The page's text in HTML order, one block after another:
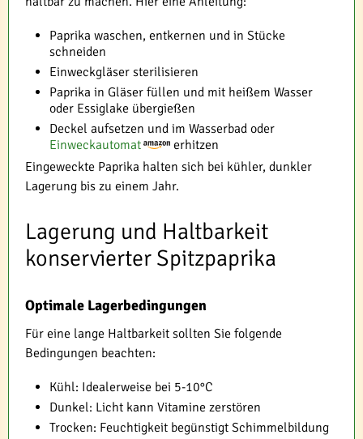
Paprika waschen, entkernen und in Stücke
schneiden
Einweckgläser sterilisieren
Paprika in Gläser füllen und mit heißem Wasser
oder Essiglake übergießen
Deckel aufsetzen und im Wasserbad oder
Einweckautomat
erhitzen
Eingeweckte Paprika halten sich bei kühler, dunkler
Lagerung bis zu einem Jahr.
Lagerung und Haltbarkeit
konservierter Spitzpaprika
Optimale Lagerbedingungen
Für eine lange Haltbarkeit sollten Sie folgende
Bedingungen beachten:
Kühl: Idealerweise bei 5-10°C
Dunkel: Licht kann Vitamine zerstören
Trocken: Feuchtigkeit begünstigt Schimmelbildung